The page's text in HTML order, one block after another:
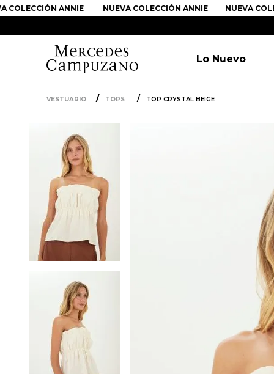
ANNIE NUEVA COLECCIÓN ANNIE NUEVA
Lo Nuevo
VESTUARIO TOPS TOP CRYSTAL BEIGE